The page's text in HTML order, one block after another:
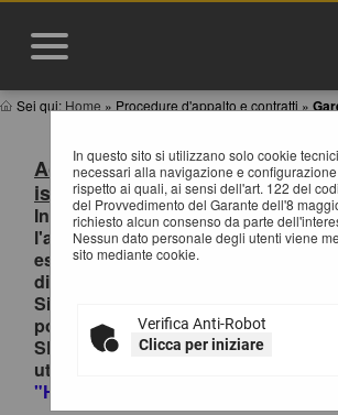
Sei qui: Home » Procedure d'appalto e contratti »
In questo sito si utilizzano solo cookie
necessari alla navigazione e
rispetto ai quali, ai sensi dell'art. 122 del
del Provvedimento del Garante dell'8
richiesto alcun consenso da parte
Nessun dato personale degli utenti viene
sito mediante cookie.
Verifica Anti-Robot
Clicca per iniziare
Accesso al Portale Gare con
istruzioni
In ottemperanza alle normative
l'accesso al portale gare è
esclusivamente tramite i
digitale.
Si invitano pertanto gli OO.EE.
portale che effettuano il primo
SPID/CIE, ad inviare la richiesta di
utenza-SPID esclusivamente
"HELP DESK OPERATORI